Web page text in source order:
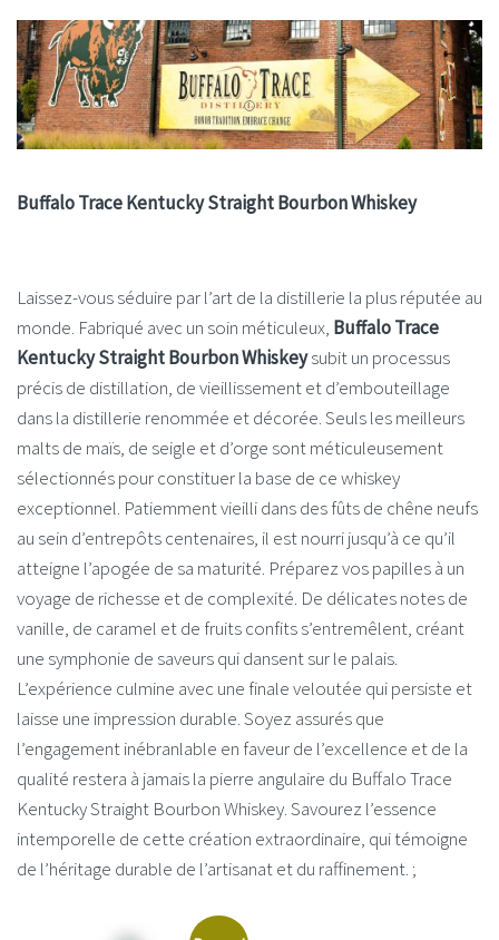
Buffalo Trace Kentucky Straight Bourbon Whiskey
Laissez-vous séduire par l’art de la distillerie la plus réputée au
monde. Fabriqué avec un soin méticuleux, Buffalo Trace
Kentucky Straight Bourbon Whiskeysubit un processus
précis de distillation, de vieillissement et d’embouteillage
dans la distillerie renommée et décorée. Seuls les meilleurs
malts de maïs, de seigle et d’orge sont méticuleusement
sélectionnés pour constituer la base de ce whiskey
exceptionnel. Patiemment vieilli dans des fûts de chêne neufs
au sein d’entrepôts centenaires, il est nourri jusqu’à ce qu’il
atteigne l’apogée de sa maturité. Préparez vos papilles à un
voyage de richesse et de complexité. De délicates notes de
vanille, de caramel et de fruits confits s’entremêlent, créant
une symphonie de saveurs qui dansent sur le palais.
L’expérience culmine avec une finale veloutée qui persiste et
laisse une impression durable. Soyez assurés que
l’engagement inébranlable en faveur de l’excellence et de la
qualité restera à jamais la pierre angulaire du Buffalo Trace
Kentucky Straight Bourbon Whiskey. Savourez l’essence
intemporelle de cette création extraordinaire, qui témoigne
de l’héritage durable de l’artisanat et du raffinement. ;